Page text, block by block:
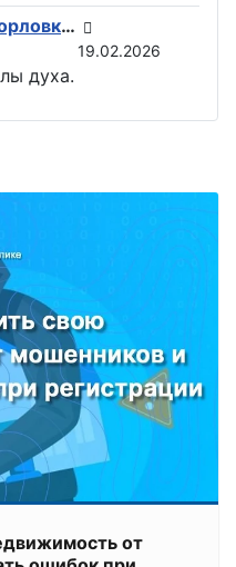
О Полине Гладких из Горловки снимут документальный фильм
19.02.2026
духа.
от